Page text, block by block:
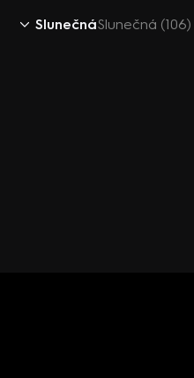
SlunečnáSlunečná